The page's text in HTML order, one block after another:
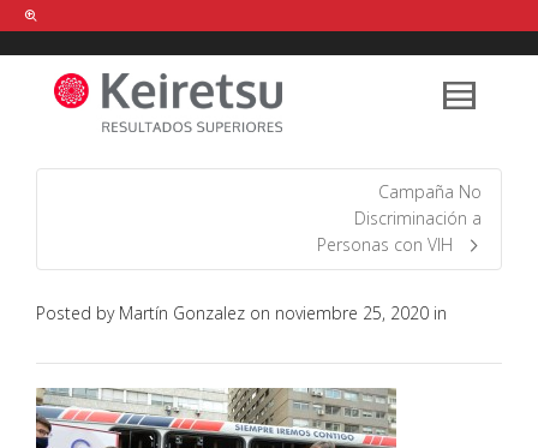
Help me Dante! I'm looking for new
shirts in a size medium
that cost
between £ . Show me all the
items, from the brandour legacy.
Campaña No
Discriminación a
Personas con VIH
Posted by Martín Gonzalez on noviembre 25, 2020 in